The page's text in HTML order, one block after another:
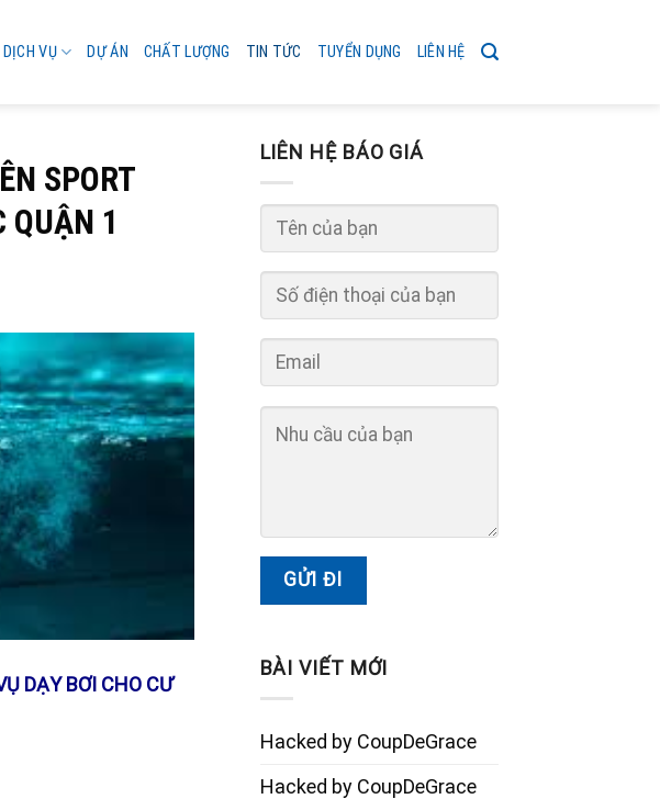
DỊCH VỤ DỰ ÁN CHẤT LƯỢNG TIN TỨC TUYỂN DỤNG LIÊN HỆ
SPORT
QUẬN 1
DẠY BƠI CHO CƯ
LIÊN HỆ BÁO GIÁ
BÀI VIẾT MỚI
Hacked by CoupDeGrace
Hacked by CoupDeGrace